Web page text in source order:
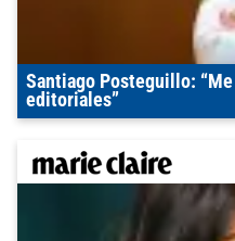
Santiago Posteguillo:
editoriales”